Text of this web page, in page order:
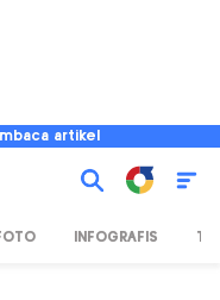
artikel
INFOGRAFIS TV